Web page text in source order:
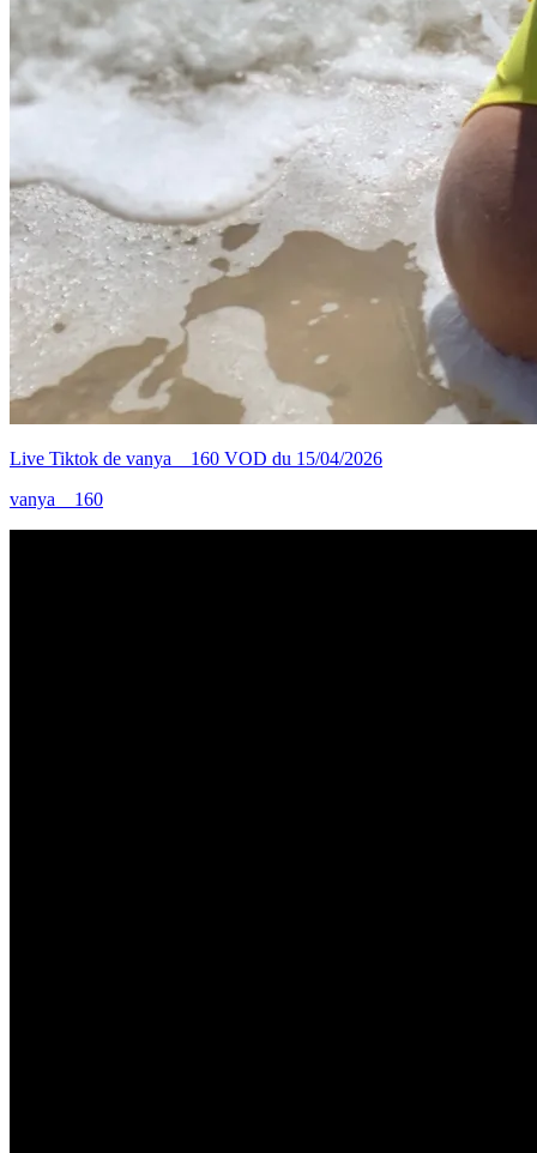
Live Tiktok de vanya__160 VOD du 15/04/2026
vanya__160